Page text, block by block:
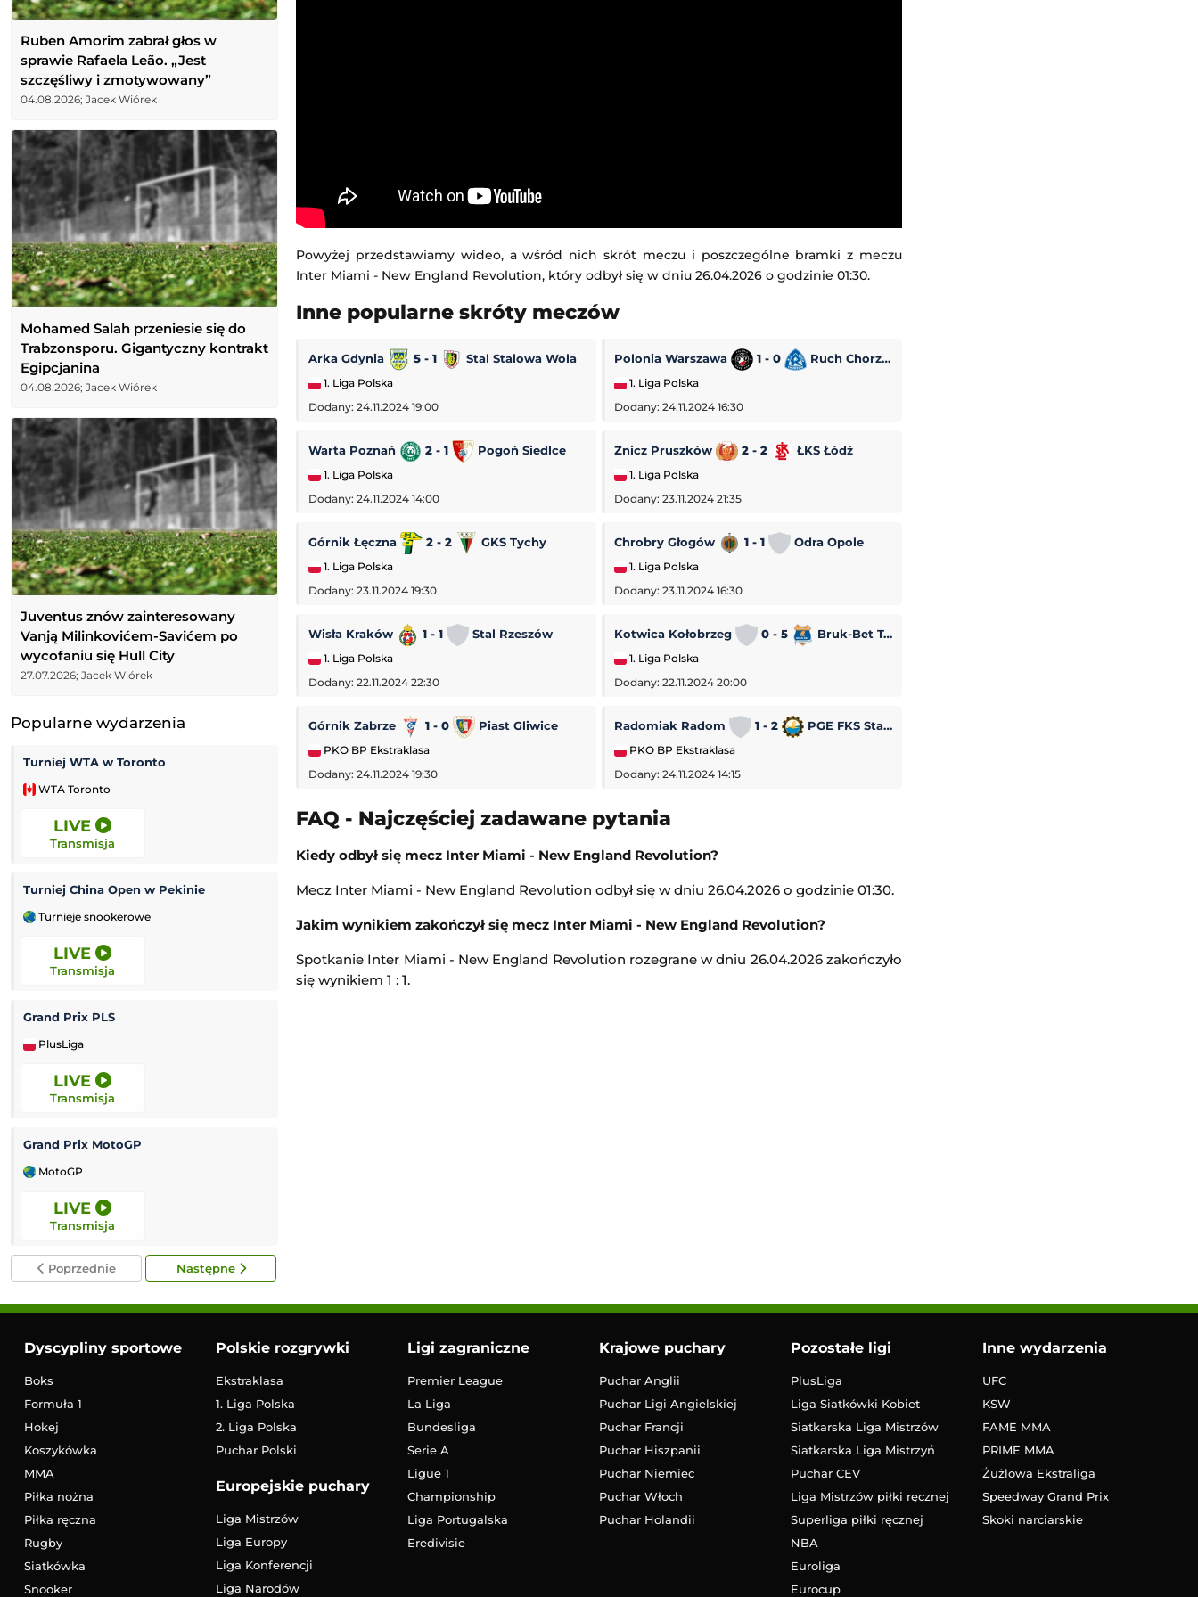
Ruben Amorim zabrał głos w
sprawie Rafaela Leão. „Jest
szczęśliwy i zmotywowany”
04.08.2026; Jacek Wiórek
Mohamed Salah przeniesie się do
Trabzonsporu. Gigantyczny kontrakt
Egipcjanina
04.08.2026; Jacek Wiórek
Juventus znów zainteresowany
Vanją Milinkovićem-Savićem po
wycofaniu się Hull City
27.07.2026; Jacek Wiórek
Popularne wydarzenia
Turniej WTA w Toronto
WTA Toronto
LIVE
Transmisja
Turniej China Open w Pekinie
Turnieje snookerowe
LIVE
Transmisja
Grand Prix PLS
PlusLiga
LIVE
Transmisja
Grand Prix MotoGP
MotoGP
LIVE
Transmisja
12:00
Miedź Legnica II - Barycz Sułów
3. Liga Polska
12:00
12:15
Turniej ATP Challenger w Grodzisku Mazowieckim
Challenger Grodzisk Mazowiecki
13:00
Poprzednie Następne
Powyżej przedstawiamy wideo, a wśród nich skrót meczu i poszczególne bramki z meczu
Inter Miami - New England Revolution, który odbył się w dniu 26.04.2026 o godzinie 01:30.
Inne popularne skróty meczów
Arka Gdynia 5 - 1 Stal Stalowa Wola
1. Liga Polska
Dodany: 24.11.2024 19:00
Polonia Warszawa 1 - 0 Ruch Chorzów
1. Liga Polska
Dodany: 24.11.2024 16:30
Warta Poznań 2 - 1 Pogoń Siedlce
1. Liga Polska
Dodany: 24.11.2024 14:00
Znicz Pruszków 2 - 2 ŁKS Łódź
1. Liga Polska
Dodany: 23.11.2024 21:35
Górnik Łęczna 2 - 2 GKS Tychy
1. Liga Polska
Dodany: 23.11.2024 19:30
Chrobry Głogów 1 - 1 Odra Opole
1. Liga Polska
Dodany: 23.11.2024 16:30
Wisła Kraków 1 - 1 Stal Rzeszów
1. Liga Polska
Dodany: 22.11.2024 22:30
Kotwica Kołobrzeg 0 - 5 Bruk-Bet Termalica Nieciecza
1. Liga Polska
Dodany: 22.11.2024 20:00
Górnik Zabrze 1 - 0 Piast Gliwice
PKO BP Ekstraklasa
Dodany: 24.11.2024 19:30
Radomiak Radom 1 - 2 PGE FKS Stal Mielec
PKO BP Ekstraklasa
Dodany: 24.11.2024 14:15
FAQ - Najczęściej zadawane pytania
Kiedy odbył się mecz Inter Miami - New England Revolution?
Mecz Inter Miami - New England Revolution odbył się w dniu 26.04.2026 o godzinie 01:30.
Jakim wynikiem zakończył się mecz Inter Miami - New England Revolution?
Spotkanie Inter Miami - New England Revolution rozegrane w dniu 26.04.2026 zakończyło
się wynikiem 1 : 1.
Dyscypliny sportowe
Boks
Formuła 1
Hokej
Koszykówka
MMA
Piłka nożna
Piłka ręczna
Rugby
Siatkówka
Snooker
Polskie rozgrywki
Ekstraklasa
1. Liga Polska
2. Liga Polska
Puchar Polski
Europejskie puchary
Liga Mistrzów
Liga Europy
Liga Konferencji
Liga Narodów
Ligi zagraniczne
Premier League
La Liga
Bundesliga
Serie A
Ligue 1
Championship
Liga Portugalska
Eredivisie
Krajowe puchary
Puchar Anglii
Puchar Ligi Angielskiej
Puchar Francji
Puchar Hiszpanii
Puchar Niemiec
Puchar Włoch
Puchar Holandii
Pozostałe ligi
PlusLiga
Liga Siatkówki Kobiet
Siatkarska Liga Mistrzów
Siatkarska Liga Mistrzyń
Puchar CEV
Liga Mistrzów piłki ręcznej
Superliga piłki ręcznej
NBA
Euroliga
Eurocup
Inne wydarzenia
UFC
KSW
FAME MMA
PRIME MMA
Żużlowa Ekstraliga
Speedway Grand Prix
Skoki narciarskie